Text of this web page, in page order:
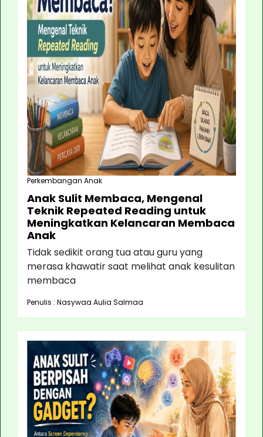
Perkembangan Anak
Anak Sulit Membaca, Mengenal
Teknik Repeated Reading untuk
Meningkatkan Kelancaran Membaca
Anak
Tidak sedikit orang tua atau guru yang
merasa khawatir saat melihat anak kesulitan
membaca
Penulis : Nasywaa Aulia Salmaa